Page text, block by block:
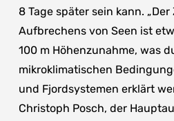
8 Tage später sein kann.
Aufbrechens von Seen ist
100 m Höhenzunahme, was
mikroklimatischen
und Fjordsystemen erklärt
Christoph Posch, der